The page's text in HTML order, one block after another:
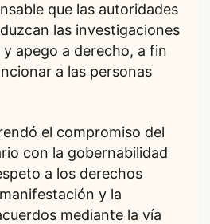
que las autoridades
las investigaciones
apego a derecho, a fin
a las personas
el compromiso del
con la gobernabilidad
a los derechos
y la
mediante la vía